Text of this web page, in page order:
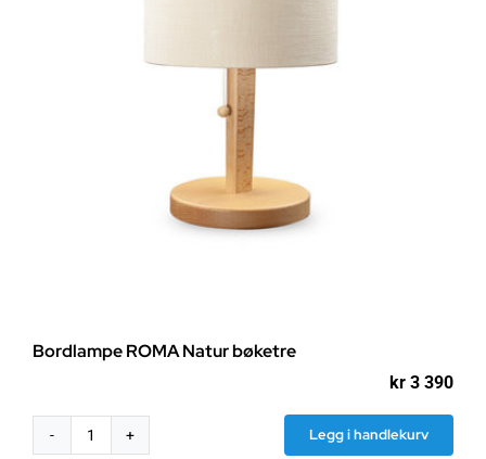
Bordlampe ROMA Natur bøketre
kr 3 390
Bordlampe
Legg i handlekurv